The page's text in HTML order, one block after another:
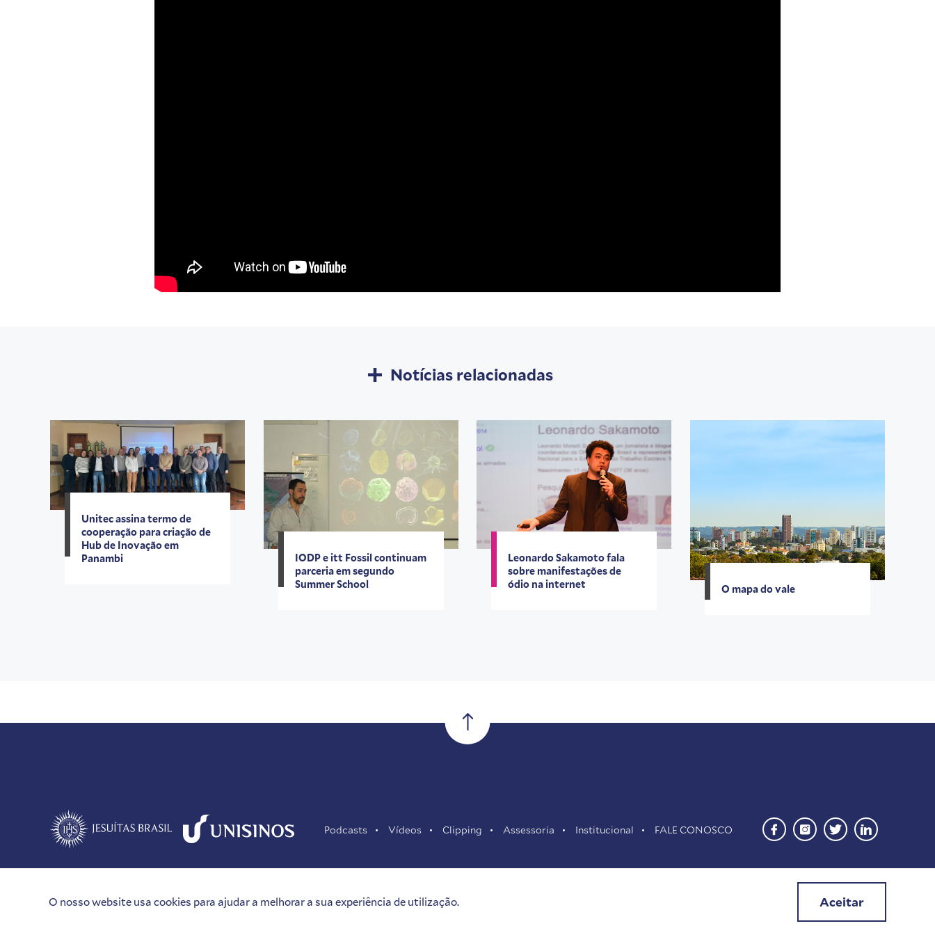
Notícias relacionadas
Unitec assina termo de
cooperação para criação de
Hub de Inovação em
Panambi
IODP e itt Fossil continuam
parceria em segundo
Summer School
Leonardo Sakamoto fala
sobre manifestações de
ódio na internet
O mapa do vale
O nosso website usa cookies para ajudar a melhorar a sua experiência de utilização. Aceitar
Podcasts Vídeos Clipping Assessoria Institucional FALE CONOSCO